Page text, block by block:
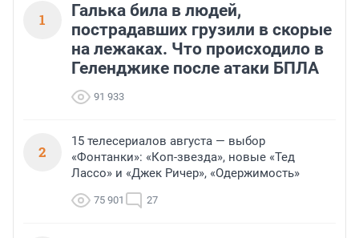
1
Галька била в людей,
пострадавших грузили в скорые
на лежаках. Что происходило в
Геленджике после атаки БПЛА
91 933
2
15 телесериалов августа — выбор
«Фонтанки»: «Коп-звезда», новые «Тед
Лассо» и «Джек Ричер», «Одержимость»
75 901 27